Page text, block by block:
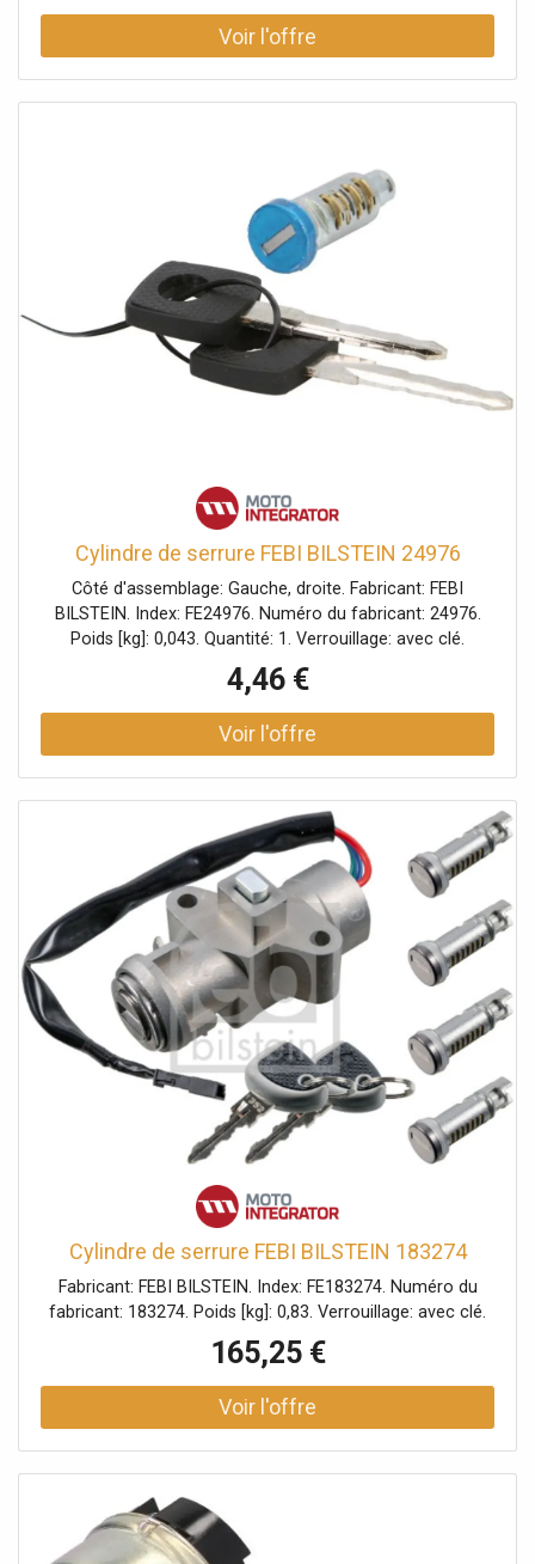
Cylindre de serrure FEBI BILSTEIN 24976
Côté d'assemblage: Gauche, droite. Fabricant: FEBI
BILSTEIN. Index: FE24976. Numéro du fabricant: 24976.
Poids [kg]: 0,043. Quantité: 1. Verrouillage: avec clé.
4,46 €
Cylindre de serrure FEBI BILSTEIN 183274
Fabricant: FEBI BILSTEIN. Index: FE183274. Numéro du
fabricant: 183274. Poids [kg]: 0,83. Verrouillage: avec clé.
165,25 €